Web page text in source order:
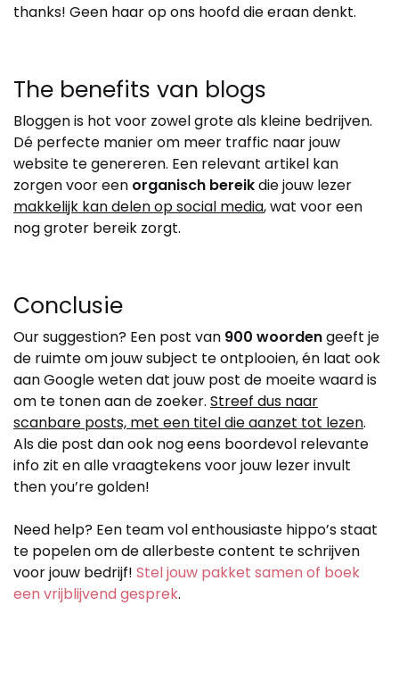
thanks! Geen haar op ons hoofd die eraan denkt.
The benefits van blogs
Bloggen is hot voor zowel grote als kleine bedrijven.
Dé perfecte manier om meer traffic naar jouw
website te genereren. Een relevant artikel kan
zorgen voor een organisch bereikdie jouw lezer
makkelijk kan delen op social media, wat voor een
nog groter bereik zorgt.
Conclusie
Our suggestion? Een post van 900 woordengeeft je
de ruimte om jouw subject te ontplooien, én laat ook
aan Google weten dat jouw post de moeite waard is
om te tonen aan de zoeker. Streef dus naar
scanbare posts, met een titel die aanzet tot lezen.
Als die post dan ook nog eens boordevol relevante
info zit en alle vraagtekens voor jouw lezer invult
then you’re golden!
Need help? Een team vol enthousiaste hippo’s staat
te popelen om de allerbeste content te schrijven
voor jouw bedrijf! Stel jouw pakket samen of boek
een vrijblijvend gesprek.